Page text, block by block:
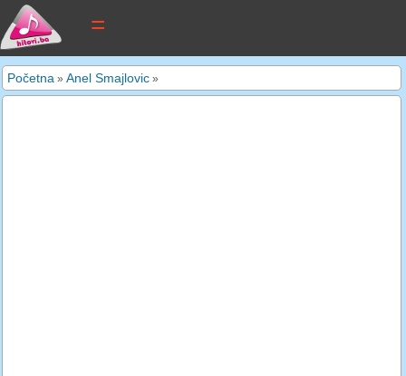
tekstovi pjesama
Početna » Anel Smajlovic »